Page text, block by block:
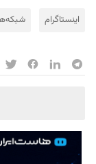
اینستاگرام